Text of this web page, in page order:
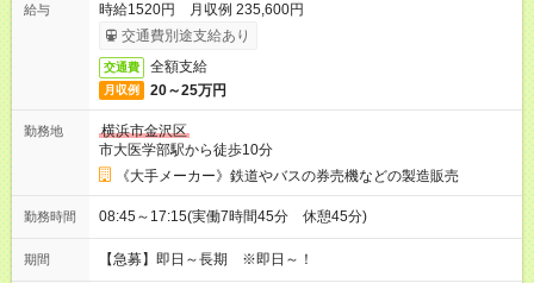
給与
時給1520円 月収例 235,600円
交通費別途支給あり
交通費 全額支給
月収例 20～25万円
勤務地
横浜市金沢区
市大医学部駅から徒歩10分
《大手メーカー》鉄道やバスの券売機などの製造販売
勤務時間 08:45～17:15(実働7時間45分 休憩45分)
期間 【急募】即日～長期 ※即日～！